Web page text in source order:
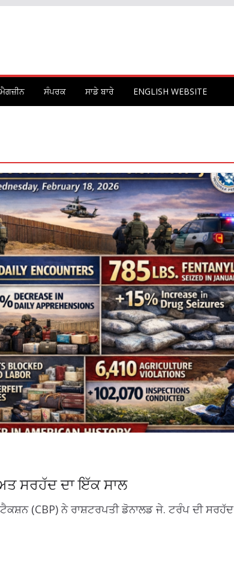
ਮੈਗਜ਼ੀਨ ਸੰਪਰਕ ਸਾਡੇ ਬਾਰੇ ENGLISH WEBSITE
ਸਰਹੱਦ ਦਾ ਇੱਕ ਸਾਲ
(CBP) ਨੇ ਰਾਸ਼ਟਰਪਤੀ ਡੋਨਾਲਡ ਜੇ. ਟਰੰਪ ਦੀ ਸਰਹੱਦ